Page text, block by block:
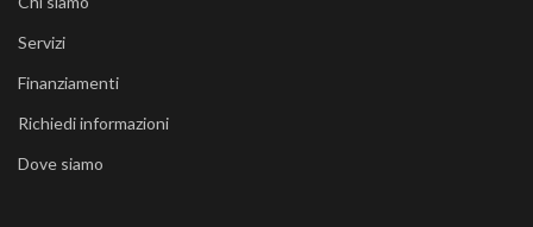
Servizi
Finanziamenti
Richiedi informazioni
Dove siamo